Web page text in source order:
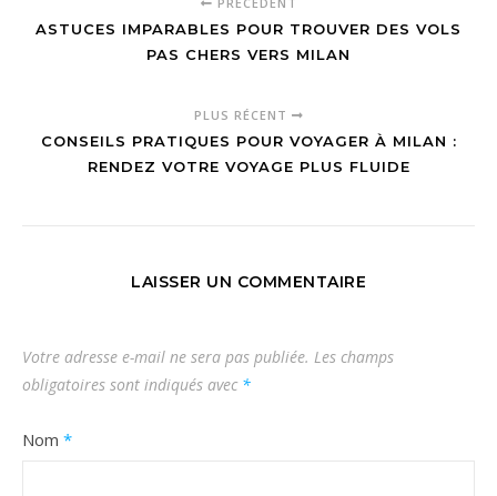
ASTUCES IMPARABLES POUR TROUVER DES VOLS
PAS CHERS VERS MILAN
PLUS RÉCENT
CONSEILS PRATIQUES POUR VOYAGER À MILAN :
RENDEZ VOTRE VOYAGE PLUS FLUIDE
LAISSER UN COMMENTAIRE
Votre adresse e-mail ne sera pas publiée. Les champs
obligatoires sont indiqués avec *
Nom *